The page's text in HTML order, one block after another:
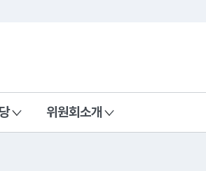
위원회소개